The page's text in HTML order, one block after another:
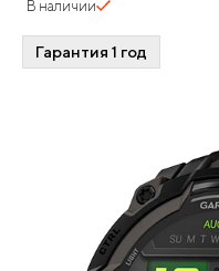
В наличии
Гарантия 1 год